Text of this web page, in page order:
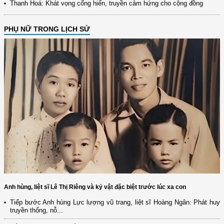
Thanh Hoá: Khát vọng cống hiến, truyền cảm hứng cho cộng đồng
PHỤ NỮ TRONG LỊCH SỬ
Anh hùng, liệt sĩ Lê Thị Riêng và kỷ vật đặc biệt trước lúc xa con
Tiếp bước Anh hùng Lực lượng vũ trang, liệt sĩ Hoàng Ngân: Phát huy
truyền thống, nỗ...
(12/TB-HĐKH) V/v đăng ký, đề xuất nhiệm vụ Khoa học, công nghệ và
đổi mới ...